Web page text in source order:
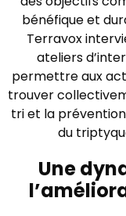
bénéfique et
Terravox
ateliers
permettre aux
trouver
tri et la
du
Une